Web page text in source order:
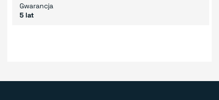
Gwarancja
5 lat